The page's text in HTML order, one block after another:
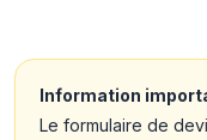
Information
Le formulaire de